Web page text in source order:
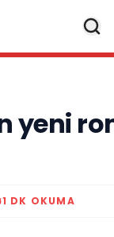
yeni
1 DK OKUMA